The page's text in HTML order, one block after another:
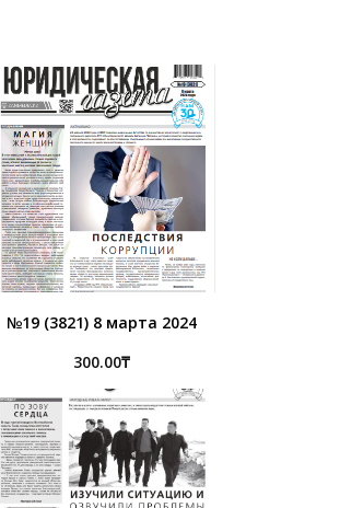
№19 (3821) 8 марта 2024
300.00₸